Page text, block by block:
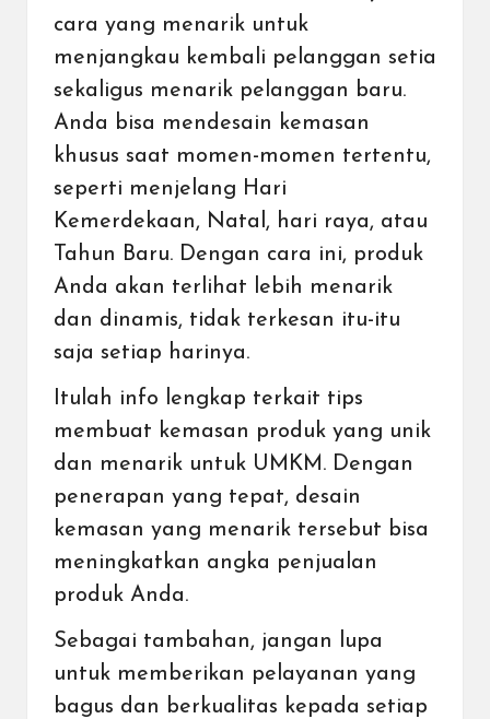
cara yang menarik untuk
menjangkau kembali pelanggan setia
sekaligus menarik pelanggan baru.
Anda bisa mendesain kemasan
khusus saat momen-momen tertentu,
seperti menjelang Hari
Kemerdekaan, Natal, hari raya, atau
Tahun Baru. Dengan cara ini, produk
Anda akan terlihat lebih menarik
dan dinamis, tidak terkesan itu-itu
saja setiap harinya.
Itulah info lengkap terkait tips
membuat kemasan produk yang unik
dan menarik untuk UMKM. Dengan
penerapan yang tepat, desain
kemasan yang menarik tersebut bisa
meningkatkan angka penjualan
produk Anda.
Sebagai tambahan, jangan lupa
untuk memberikan pelayanan yang
bagus dan berkualitas kepada setiap